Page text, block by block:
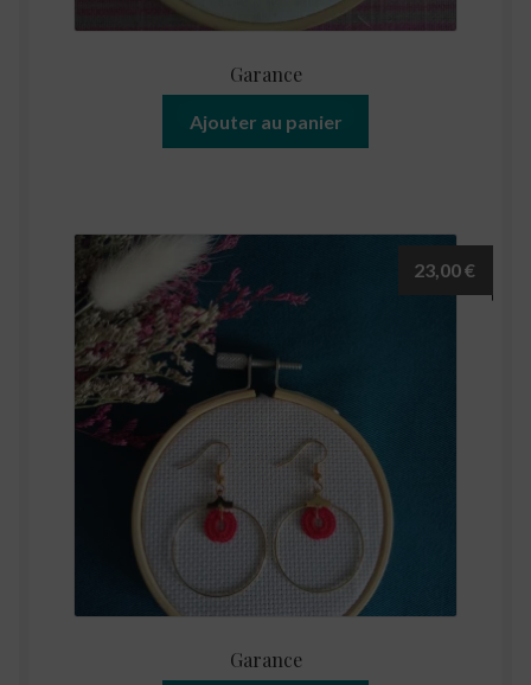
Garance
Ajouter au panier
Garance
23,00€